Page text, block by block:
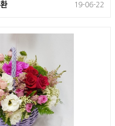
19-06-22